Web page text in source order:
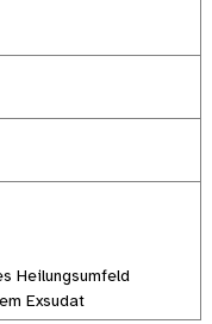
Heilungsumfeld
Exsudat